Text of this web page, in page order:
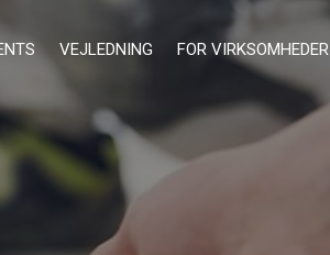
VEJLEDNING FOR VIRKSOMHEDER